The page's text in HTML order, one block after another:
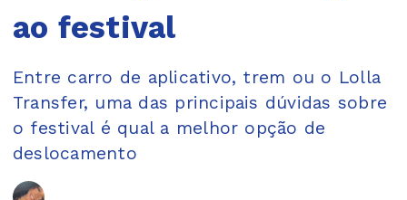
ao festival
Entre carro de aplicativo, trem ou o Lolla
Transfer, uma das principais dúvidas sobre
o festival é qual a melhor opção de
deslocamento